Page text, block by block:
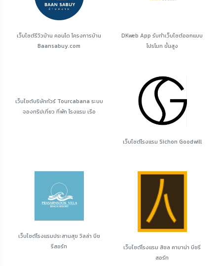
เว็บไซต์รีวิวบ้าน คอนโด โครงการบ้าน
Baansabuy.com
DKweb App รับทำเว็บไซต์ออกแบบ
โปรโมท ขั้นสูง
เว็บไซต์บริษัททัวร์ Tourcabana ระบบ
จองทริปเที่ยว ที่พัก โรงแรม เรือ
เว็บไซต์โรงแรม Sichon Goodwill
เว็บไซต์โรงแรมประสานสุข วิลล่า บีช
รีสอร์ท
เว็บไซต์โรงแรม สิชล คาบาน่า บีชรี
สอร์ท